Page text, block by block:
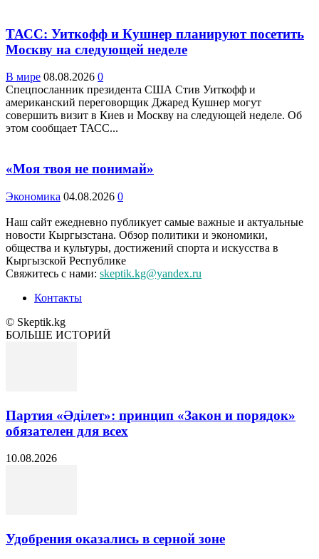
ТАСС: Уиткофф и Кушнер планируют посетить
Москву на следующей неделе
В мире 08.08.2026 0
Спецпосланник президента США Стив Уиткофф и
американский переговорщик Джаред Кушнер могут
совершить визит в Киев и Москву на следующей неделе. Об
этом сообщает ТАСС...
«Моя твоя не понимай»
Экономика 04.08.2026 0
Наш сайт ежедневно публикует самые важные и актуальные
новости Кыргызстана. Обзор политики и экономики,
общества и культуры, достижений спорта и искусства в
Кыргызской Республике
Свяжитесь с нами: skeptik.kg@yandex.ru
Контакты
© Skeptik.kg
БОЛЬШЕ ИСТОРИЙ
Партия «Әділет»: принцип «Закон и порядок»
обязателен для всех
10.08.2026
Удобрения оказались в серной зоне